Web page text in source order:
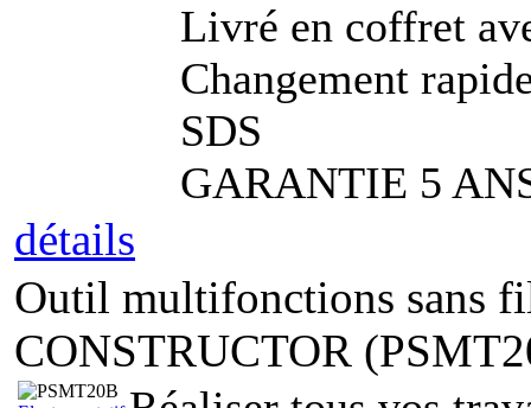
Livré en coffret
Changement
SDS
GARANTIE 5
détails
Outil multifonctions sans
CONSTRUCTOR